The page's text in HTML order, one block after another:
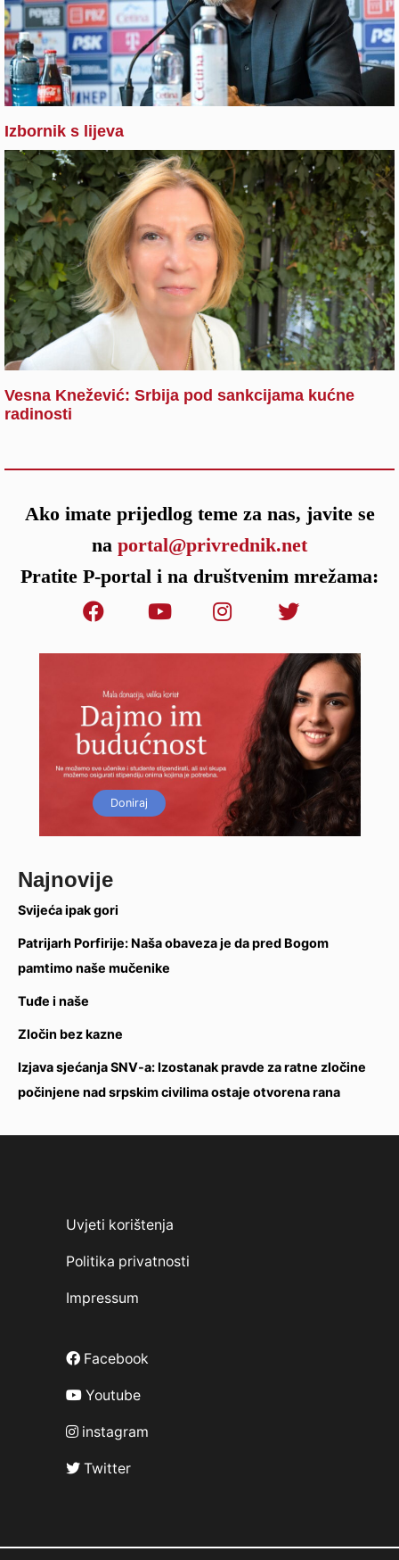
Izbornik s lijeva
Vesna Knežević: Srbija pod sankcijama kućne
radinosti
Ako imate prijedlog teme za nas, javite se
na portal@privrednik.net
Pratite P-portal i na društvenim mrežama:
Doniraj
Najnovije
Svijeća ipak gori
Patrijarh Porfirije: Naša obaveza je da pred Bogom
pamtimo naše mučenike
Tuđe i naše
Zločin bez kazne
Izjava sjećanja SNV-a: Izostanak pravde za ratne zločine
počinjene nad srpskim civilima ostaje otvorena rana
Uvjeti korištenja
Politika privatnosti
Impressum
Facebook
Youtube
instagram
Twitter